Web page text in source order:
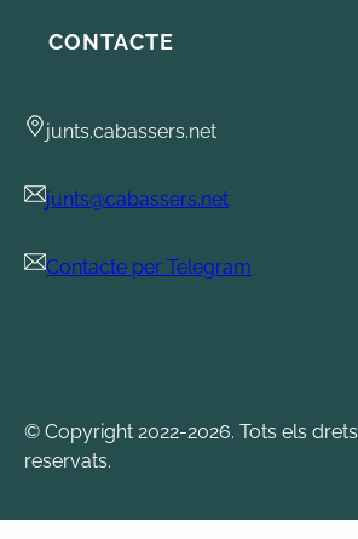
CONTACTE
junts.cabassers.net
junts@cabassers.net
Contacte per Telegram
© Copyright 2022-2026. Tots els drets
reservats.